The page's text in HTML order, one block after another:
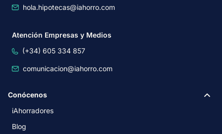
hola.hipotecas@iahorro.com
Atención Empresas y Medios
(+34) 605 334 857
comunicacion@iahorro.com
Conócenos
iAhorradores
Blog